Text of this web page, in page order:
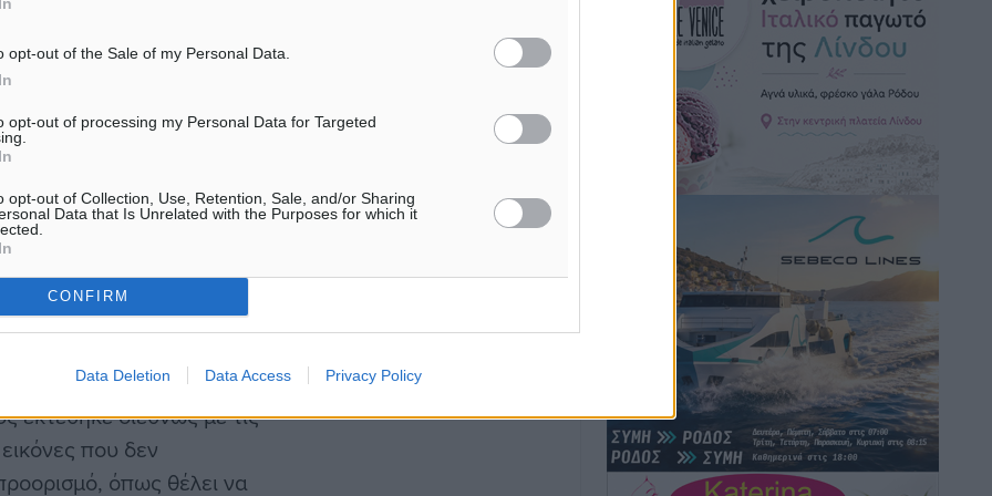
opt-out of the Sale of my Personal Data.
opt-out of processing my Personal Data for Targeted
opt-out of Collection, Use, Retention, Sale, and/or Sharing
Data that Is Unrelated with the Purposes for which it
CONFIRM
Data Deletion Data Access Privacy Policy
του. Βρήκε δύο
σκυλιά στην
αχώριστοι και
του
όλους την έμφαση που
των αδέσποτων ζώων. Το
Ελλάδα της κρίσης
τέτοια ζητήματα. Δεν
εκτέθηκε διεθνώς με τις
που δεν
όπως θέλει να
• πριν 6 ώρες
Γ. Χατζημάρκος: “Δύο μεγάλες
δεσμεύσεις Γεωργιάδη” – Κίνητρα για
τους γιατρούς των νησιών και
συνεργασία Ρόδου με το Αττικόν για το
Ακτινοθεραπευτικό
Σούπερ μάρκετ: Διευρύνεται η εθνική
πρωτοβουλία για τις τιμές – Eρχονται
νέες συμμετοχές εταιρειών
πριν 7 ώρες
Συνελήφθησαν έξι άτομα για
ηχορύπανση από καταστήματα στο
Νότιο Αιγαίο